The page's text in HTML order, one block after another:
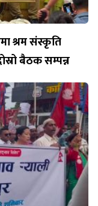
श्रम संस्कृति
बैठक सम्पन्न